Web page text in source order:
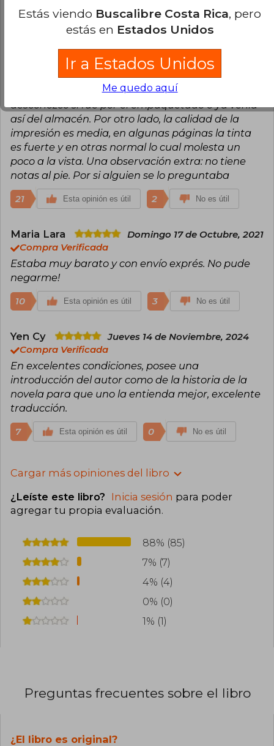
Vanessa Rodríguez
Martes 30 de Julio,
Compra Verificada
Llegó antes de lo esperado ♥️ tendría 5 estrellas de
no ser porque tiene el lomo magullado y los
bordes de las esquinas algo maltratados,
desconozco si fue por el empaquetado o ya venía
así del almacén. Por otro lado, la calidad de la
impresión es media, en algunas páginas la tinta
es fuerte y en otras normal lo cual molesta un
poco a la vista. Una observación extra: no tiene
notas al pie. Por si alguien se lo preguntaba
21 Esta opinión es útil 2 No es útil
Maria Lara
Domingo 17 de Octubre, 2021
Compra Verificada
Estaba muy barato y con envío exprés. No pude
negarme!
10 Esta opinión es útil 3 No es útil
Yen Cy
Jueves 14 de Noviembre, 2024
Compra Verificada
En excelentes condiciones, posee una
introducción del autor como de la historia de la
novela para que uno la entienda mejor, excelente
traducción.
7 Esta opinión es útil 0 No es útil
Cargar más opiniones del libro
¿Leíste este libro? Inicia sesión para poder
agregar tu propia evaluación.
88% (85)
7% (7)
4% (4)
0% (0)
1% (1)
Preguntas frecuentes sobre el libro
¿El libro es original?
Estás viendo Buscalibre Costa Rica, pero
estás en Estados Unidos
Ir a Estados Unidos
Me quedo aquí